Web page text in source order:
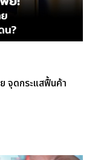
จุดกระแสฟื้นค้า